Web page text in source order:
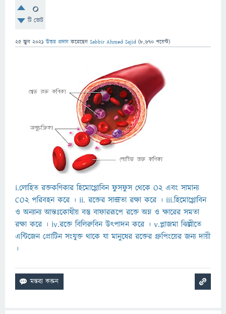
0
টি ভোট
25 জুন 2021 উত্তর প্রদান করেছেন Sabbir Ahmed Sajid (8,670 পয়েন্ট)
i.লোহিত রক্তকণিকার হিমোগ্লোবিন ফুসফুস থেকে O2 এবং সামান্য
CO2 পরিবহন করে । ii. রক্তের সান্দ্রতা রক্ষা করে । iii.হিমোগ্লোবিন
ও অন্যান্য আন্তঃকোষীয় বস্তু বাফাররূপে রক্তে অম্ল ও ক্ষারের সমতা
রক্ষা করে । iv.রক্তে বিলিরুবিন উৎপাদন করে । v.প্লাজমা ঝিল্লীতে
এন্টিজেন প্রোটিন সংযুক্ত থাকে যা মানুষের রক্তের গ্রুপিংয়ের জন্য দায়ী
।